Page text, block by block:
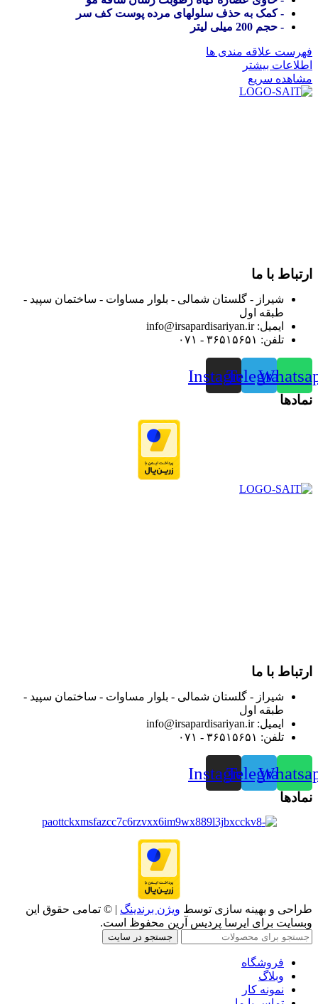
- کمک به حذف سلولهای مرده پوست کف سر
- حجم 200 میلی لیتر
فهرست علاقه مندی ها
اطلاعات بیشتر
مشاهده سریع
ارتباط با ما
شیراز - گلستان شمالی - بلوار مساوات - ساختمان سپید -
طبقه اول
ایمیل: info@irsapardisariyan.ir
تلفن: ۳۶۵۱۵۶۵۱ - ۰۷۱
Telegram
Instagram
نمادها
ارتباط با ما
شیراز - گلستان شمالی - بلوار مساوات - ساختمان سپید -
طبقه اول
ایمیل: info@irsapardisariyan.ir
تلفن: ۳۶۵۱۵۶۵۱ - ۰۷۱
Telegram
Instagram
نمادها
طراحی و بهینه سازی توسط ویژن برندینگ | © تمامی حقوق این
وبسایت برای ایرسا پردیس آرین محفوظ است.
جستجو در سایت
فروشگاه
وبلاگ
نمونه کار